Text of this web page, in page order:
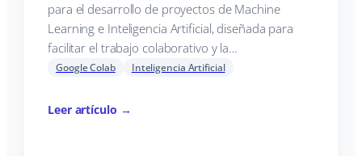
para el desarrollo de proyectos de Machine
Learning e Inteligencia Artificial, diseñada para
facilitar el trabajo colaborativo y la…
Google Colab Inteligencia Artificial
Leer artículo →